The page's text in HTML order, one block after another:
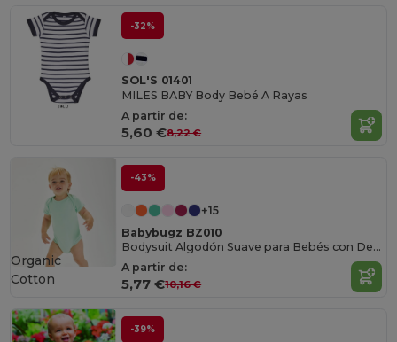
-32%
SOL'S 01401
MILES BABY Body Bebé A Rayas
A partir de:
5,60 €8,22 €
-43%
+15
Babybugz BZ010
Bodysuit Algodón Suave para Bebés con Detalles
A partir de:
5,77 €10,16 €
Organic
Cotton
-39%